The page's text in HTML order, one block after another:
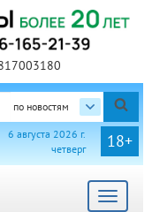
по новостям
18+
6 августа 2026 г.
четверг
Toggle